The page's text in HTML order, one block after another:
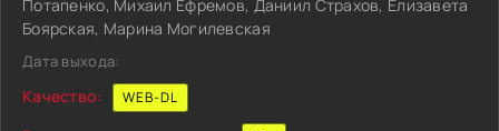
Потапенко, Михаил Ефремов, Даниил Страхов, Елизавета
Боярская, Марина Могилевская
Дата выхода:
Качество: WEB-DL